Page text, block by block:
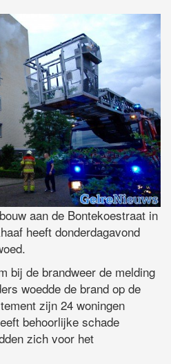
aan de Bontekoestraat in
heeft donderdagavond
bij de brandweer de melding
woedde de brand op de
zijn 24 woningen
behoorlijke schade
zich voor het